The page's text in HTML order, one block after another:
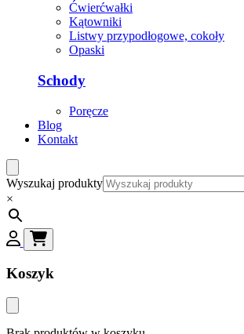
Ćwierćwałki
Kątowniki
Listwy przypodłogowe, cokoły
Opaski
Schody
Poręcze
Blog
Kontakt
Wyszukaj produkty
×
Koszyk